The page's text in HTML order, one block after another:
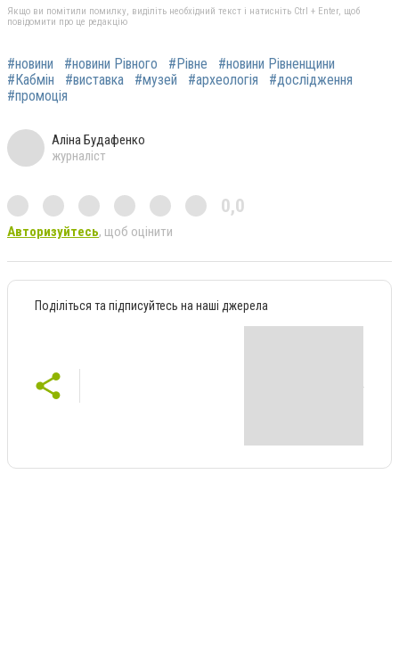
Якщо ви помітили помилку, виділіть необхідний текст і натисніть Ctrl + Enter, щоб
повідомити про це редакцію
#новини #новини Рівного #Рівне
#новини Рівненщини
#Кабмін
#виставка #музей #археологія
#дослідження
#промоція
Аліна Будафенко
журналіст
0,0
Авторизуйтесь, щоб оцінити
Поділіться та підписуйтесь на наші джерела